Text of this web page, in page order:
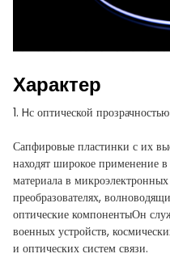
Характер
1. Hс оптической прозрачностью
Сапфировые пластинки с их
находят широкое применение в
материала в микроэлектронных
преобразователях,
оптические компонентыОн
военных устройств,
и оптических систем связи.